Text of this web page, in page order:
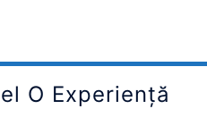
O Experiență